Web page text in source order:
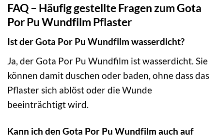
FAQ – Häufig gestellte Fragen zum Gota
Por Pu Wundfilm Pflaster
Ist der Gota Por Pu Wundfilm wasserdicht?
Ja, der Gota Por Pu Wundfilm ist wasserdicht. Sie
können damit duschen oder baden, ohne dass das
Pflaster sich ablöst oder die Wunde
beeinträchtigt wird.
Kann ich den Gota Por Pu Wundfilm auch auf